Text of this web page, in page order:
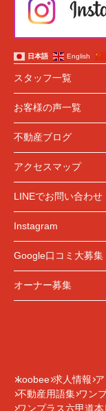
日本語 English
スタッフ一覧
お客様の声一覧
不動産ブログ
アクセスマップ
LINEでお問い合わせ
Instagram
Google口コミ大募集
オーナー募集
koobee 求人情報
不動産用語集 ワン
ワンプラス六甲道